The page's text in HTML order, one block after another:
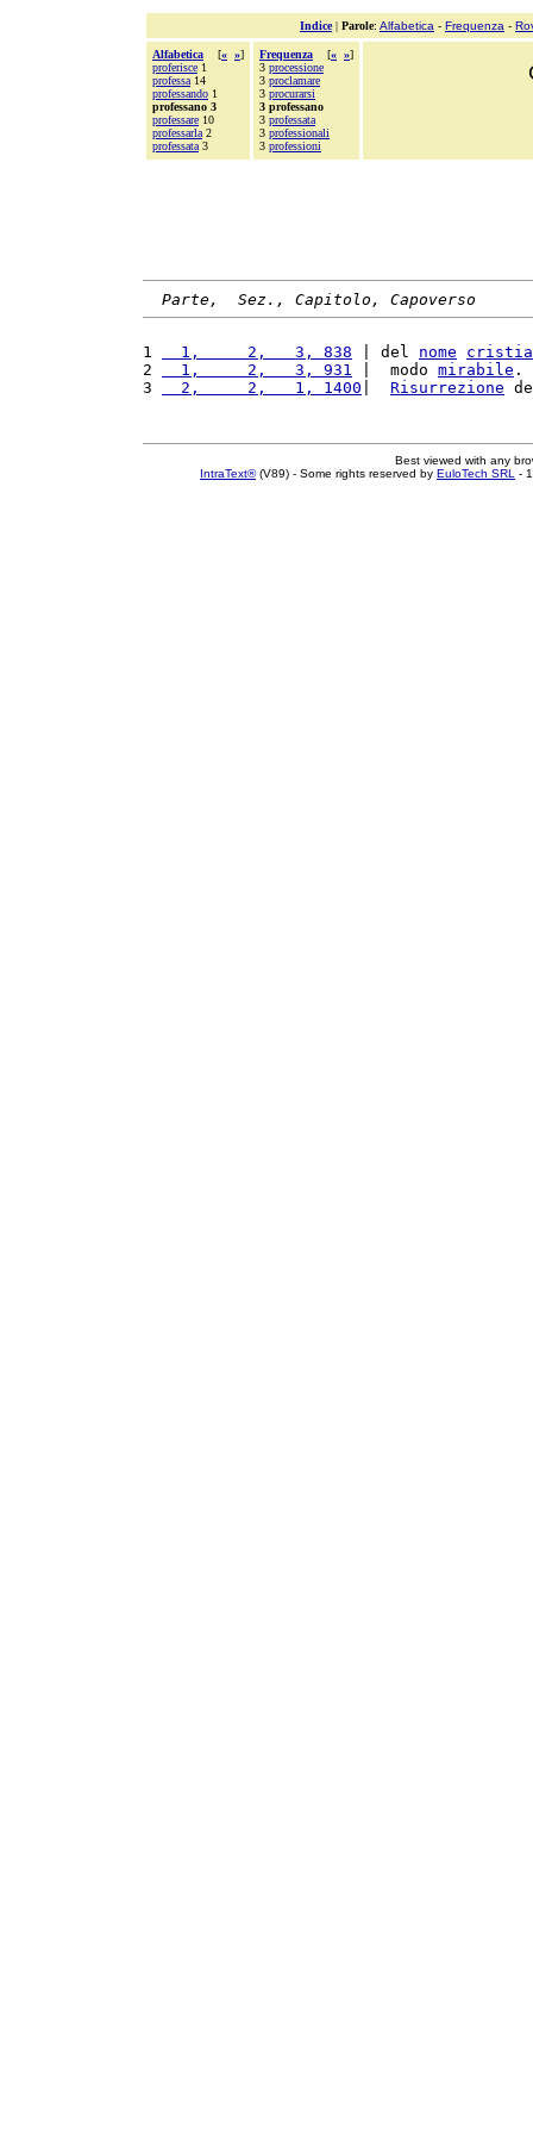
Indice| Parole: Alfabetica - Frequenza -
Alfabetica [« »]
proferisce 1
professa 14
professando 1
professano 3
professare 10
professarla 2
professata 3
Frequenza [« »]
3 processione
3 proclamare
3 procurarsi
3 professano
3 professata
3 professionali
3 professioni
Parte,  Sez., Capitolo, Capoverso
1
  1,     2,   3, 838
| del nome
2
  1,     2,   3, 931
|  modo mirabile .
3
  2,     2,   1, 1400
Risurrezione
Best viewed with any
IntraText®(V89) - Some rights reserved by EuloTech SRL -